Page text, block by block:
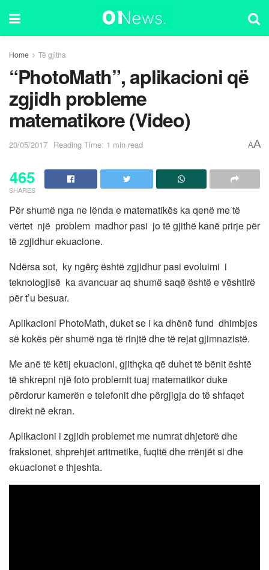
Home Të gjitha
“PhotoMath”, aplikacioni që
zgjidh probleme
matematikore (Video)
20/05/2017 Reading Time: 1 min read AA
465
SHARES
Për shumë nga ne lënda e matematikës ka qenë me të
vërtet një problem madhor pasi jo të gjithë kanë prirje për
të zgjidhur ekuacione.
Ndërsa sot, ky ngërç është zgjidhur pasi evoluimi i
teknologjisë ka avancuar aq shumë saqë është e vështirë
për t’u besuar.
Aplikacioni PhotoMath, duket se i ka dhënë fund dhimbjes
së kokës për shumë nga të rinjtë dhe të rejat gjimnazistë.
Me anë të këtij ekuacioni, gjithçka që duhet të bënit është
të shkrepni një foto problemit tuaj matematikor duke
përdorur kamerën e telefonit dhe përgjigja do të shfaqet
direkt në ekran.
Aplikacioni i zgjidh problemet me numrat dhjetorë dhe
fraksionet, shprehjet aritmetike, fuqitë dhe rrënjët si dhe
ekuacionet e thjeshta.